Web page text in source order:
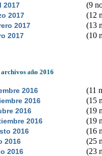
2017 (9
2017 (12
2017 (13
2017 (10
año 2016
2016 (11
2016 (15
2016 (19
2016 (19
2016 (16
2016 (25
2016 (23